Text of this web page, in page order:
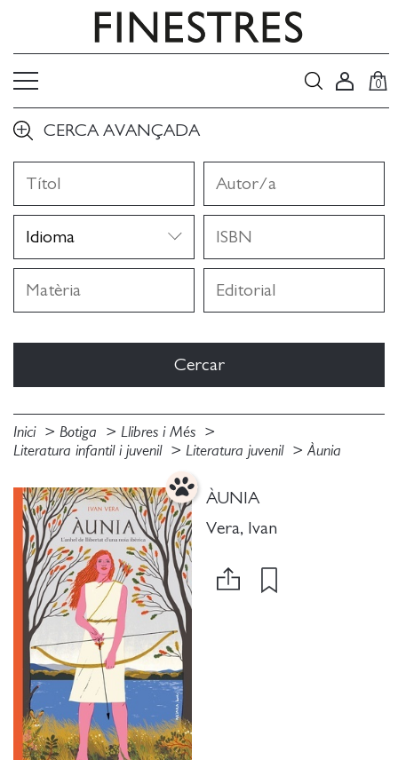
0
CERCA AVANÇADA
Inici Botiga
Llibres i Més
Literatura infantil i juvenil
Literatura juvenil Àunia
ÀUNIA
Vera, Ivan